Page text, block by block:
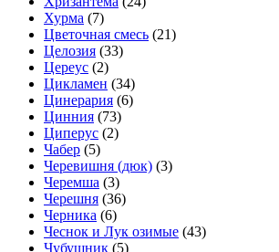
Хурма (7)
Цветочная смесь (21)
Целозия (33)
Цереус (2)
Цикламен (34)
Цинерария (6)
Цинния (73)
Циперус (2)
Чабер (5)
Черевишня (дюк) (3)
Черемша (3)
Черешня (36)
Черника (6)
Чеснок и Лук озимые (43)
Чубушник (5)